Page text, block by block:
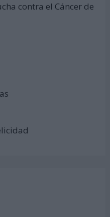
contra el Cáncer de